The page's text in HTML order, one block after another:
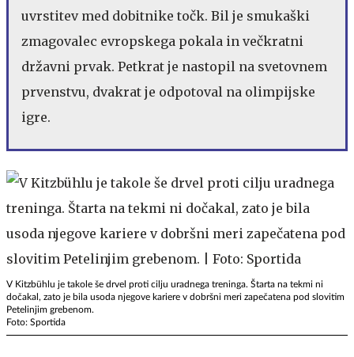
uvrstitev med dobitnike točk. Bil je smukaški
zmagovalec evropskega pokala in večkratni
državni prvak. Petkrat je nastopil na svetovnem
prvenstvu, dvakrat je odpotoval na olimpijske
igre.
V Kitzbühlu je takole še drvel proti cilju uradnega treninga. Štarta na tekmi ni
dočakal, zato je bila usoda njegove kariere v dobršni meri zapečatena pod slovitim
Petelinjim grebenom.
Foto: Sportida